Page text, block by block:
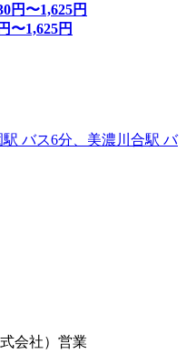
円〜1,625円
円〜1,625円
バス6分、美濃川合駅 バ
会社）営業